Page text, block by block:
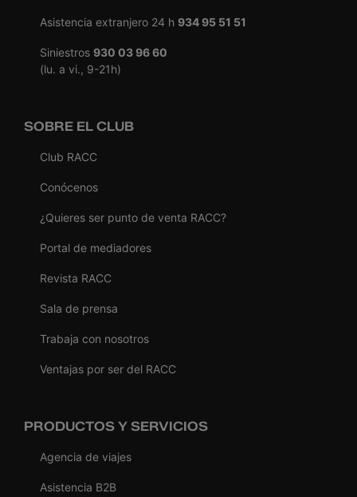
Asistencia extranjero 24 h 934 95 51 51
Siniestros 930 03 96 60
(lu. a vi., 9-21h)
SOBRE EL CLUB
Club RACC
Conócenos
¿Quieres ser punto de venta RACC?
Portal de mediadores
Revista RACC
Sala de prensa
Trabaja con nosotros
Ventajas por ser del RACC
PRODUCTOS Y SERVICIOS
Agencia de viajes
Asistencia B2B